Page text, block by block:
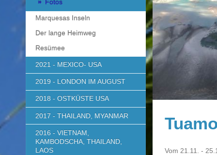
Vom 21.11. -
Fotos
Marquesas Inseln
Der lange Heimweg
Resümee
2021 - MEXICO- USA
2019 - LONDON IM AUGUST
2018 - OSTKÜSTE USA
2017 - THAILAND, MYANMAR
2016 - VIETNAM,
KAMBODSCHA, THAILAND,
LAOS